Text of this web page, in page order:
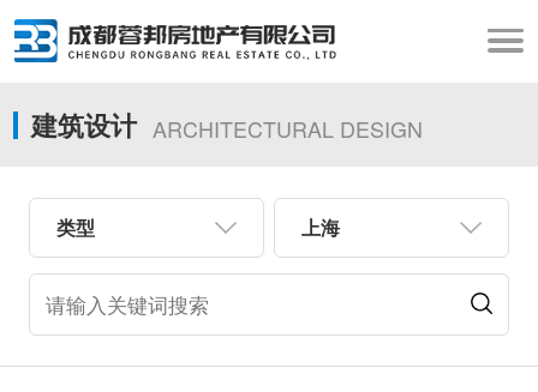
建筑设计 ARCHITECTURAL DESIGN
类型 上海